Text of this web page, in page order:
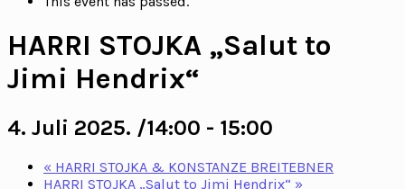
HARRI STOJKA „Salut to
Jimi Hendrix“
4. Juli 2025. /14:00 - 15:00
« HARRI STOJKA & KONSTANZE BREITEBNER
HARRI STOJKA „Salut to Jimi Hendrix“ »